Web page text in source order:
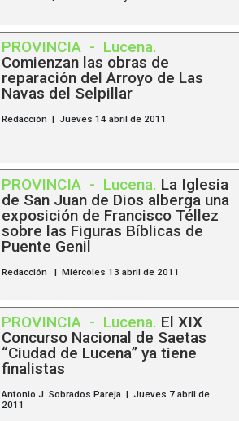
PROVINCIA - Lucena.
Comienzan las obras de
reparación del Arroyo de Las
Navas del Selpillar
Redacción | Jueves 14 abril de 2011
PROVINCIA - Lucena. La Iglesia
de San Juan de Dios alberga una
exposición de Francisco Téllez
sobre las Figuras Bíblicas de
Puente Genil
Redacción | Miércoles 13 abril de 2011
PROVINCIA - Lucena. El XIX
Concurso Nacional de Saetas
“Ciudad de Lucena” ya tiene
finalistas
Antonio J. Sobrados Pareja | Jueves 7 abril de
2011